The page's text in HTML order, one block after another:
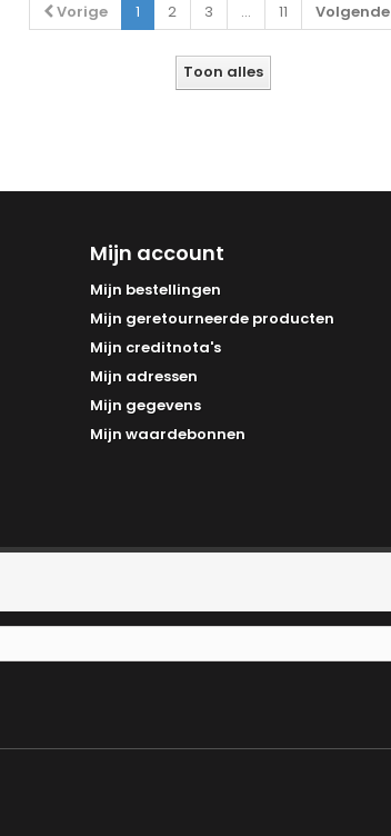
Vorige 1 2 3 ... 11 Volgende
Toon alles
Mijn account
Mijn bestellingen
Mijn geretourneerde producten
Mijn creditnota's
Mijn adressen
Mijn gegevens
Mijn waardebonnen